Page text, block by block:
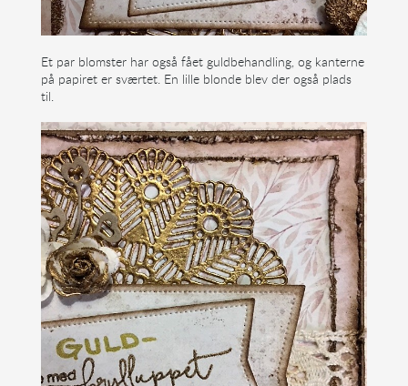
Et par blomster har også fået guldbehandling, og kanterne
på papiret er sværtet. En lille blonde blev der også plads
til.